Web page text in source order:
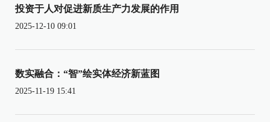
投资于人对促进新质生产力发展的作用
2025-12-10 09:01
数实融合：“智”绘实体经济新蓝图
2025-11-19 15:41